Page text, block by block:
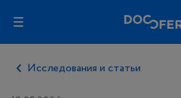
Исследования и статьи